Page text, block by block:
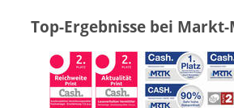
Top-Ergebnisse bei